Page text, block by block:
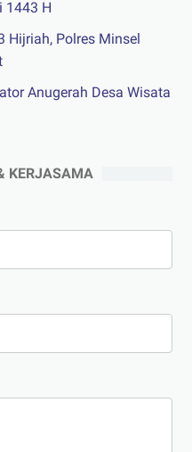
1443 H
Hijriah, Polres Minsel
Anugerah Desa Wisata
KERJASAMA